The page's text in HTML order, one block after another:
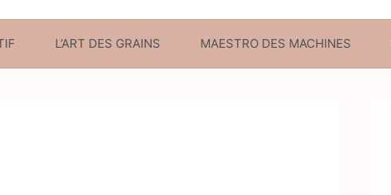
L’ART DES GRAINS MAESTRO DES MACHINES